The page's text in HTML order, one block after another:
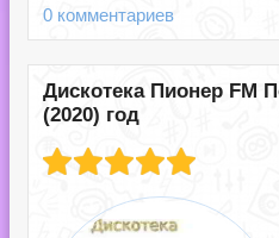
0 комментариев
Дискотека Пионер FM
(2020) год